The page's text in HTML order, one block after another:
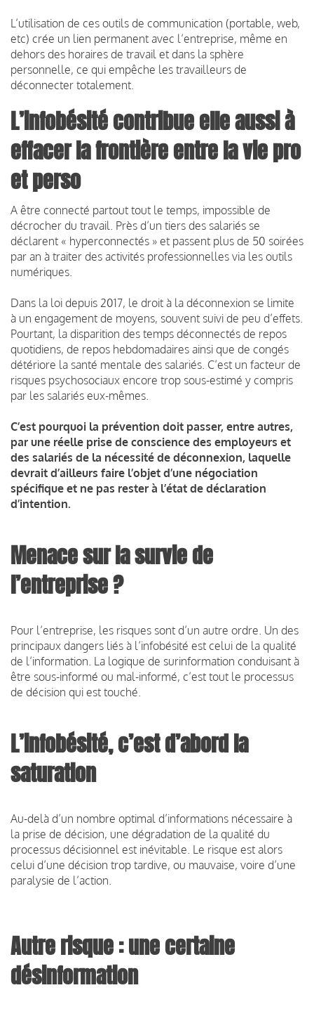
L’utilisation de ces outils de communication (portable, web,
etc) crée un lien permanent avec l’entreprise, même en
dehors des horaires de travail et dans la sphère
personnelle, ce qui empêche les travailleurs de
déconnecter totalement.
L’infobésité contribue elle aussi à
effacer la frontière entre la vie pro
et perso
A être connecté partout tout le temps, impossible de
décrocher du travail. Près d’un tiers des salariés se
déclarent « hyperconnectés » et passent plus de 50 soirées
par an à traiter des activités professionnelles via les outils
numériques.
Dans la loi depuis 2017, le droit à la déconnexion se limite
à un engagement de moyens, souvent suivi de peu d’effets.
Pourtant, la disparition des temps déconnectés de repos
quotidiens, de repos hebdomadaires ainsi que de congés
détériore la santé mentale des salariés. C’est un facteur de
risques psychosociaux encore trop sous-estimé y compris
par les salariés eux-mêmes.
C’est pourquoi la prévention doit passer, entre autres,
par une réelle prise de conscience des employeurs et
des salariés de la nécessité de déconnexion, laquelle
devrait d’ailleurs faire l’objet d’une négociation
spécifique et ne pas rester à l’état de déclaration
d’intention.
Menace sur la survie de
l’entreprise ?
Pour l’entreprise, les risques sont d’un autre ordre. Un des
principaux dangers liés à l’infobésité est celui de la qualité
de l’information. La logique de surinformation conduisant à
être sous-informé ou mal-informé, c’est tout le processus
de décision qui est touché.
L’infobésité, c’est d’abord la
saturation
Au-delà d’un nombre optimal d’informations nécessaire à
la prise de décision, une dégradation de la qualité du
processus décisionnel est inévitable. Le risque est alors
celui d’une décision trop tardive, ou mauvaise, voire d’une
paralysie de l’action.
Autre risque : une certaine
désinformation